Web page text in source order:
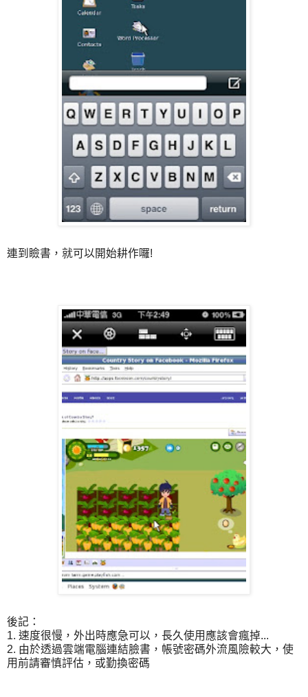
連到瞼書，就可以開始耕作囉!
後記：
1. 速度很慢，外出時應急可以，長久使用應該會瘋掉...
2. 由於透過雲端電腦連結臉書，帳號密碼外流風險較大，使
用前請審慎評估，或勤換密碼